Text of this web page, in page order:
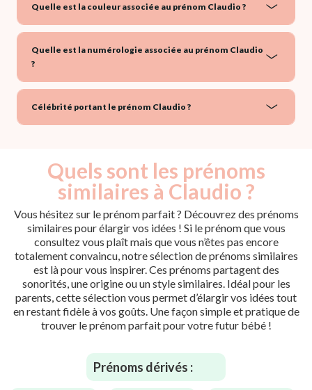
Quelle est la couleur associée au prénom Claudio ?
Quelle est la numérologie associée au prénom Claudio
?
Célébrité portant le prénom Claudio ?
Quels sont les prénoms
similaires à Claudio ?
Vous hésitez sur le prénom parfait ? Découvrez des prénoms
similaires pour élargir vos idées ! Si le prénom que vous
consultez vous plaît mais que vous n’êtes pas encore
totalement convaincu, notre sélection de prénoms similaires
est là pour vous inspirer. Ces prénoms partagent des
sonorités, une origine ou un style similaires. Idéal pour les
parents, cette sélection vous permet d’élargir vos idées tout
en restant fidèle à vos goûts. Une façon simple et pratique de
trouver le prénom parfait pour votre futur bébé !
Prénoms dérivés :